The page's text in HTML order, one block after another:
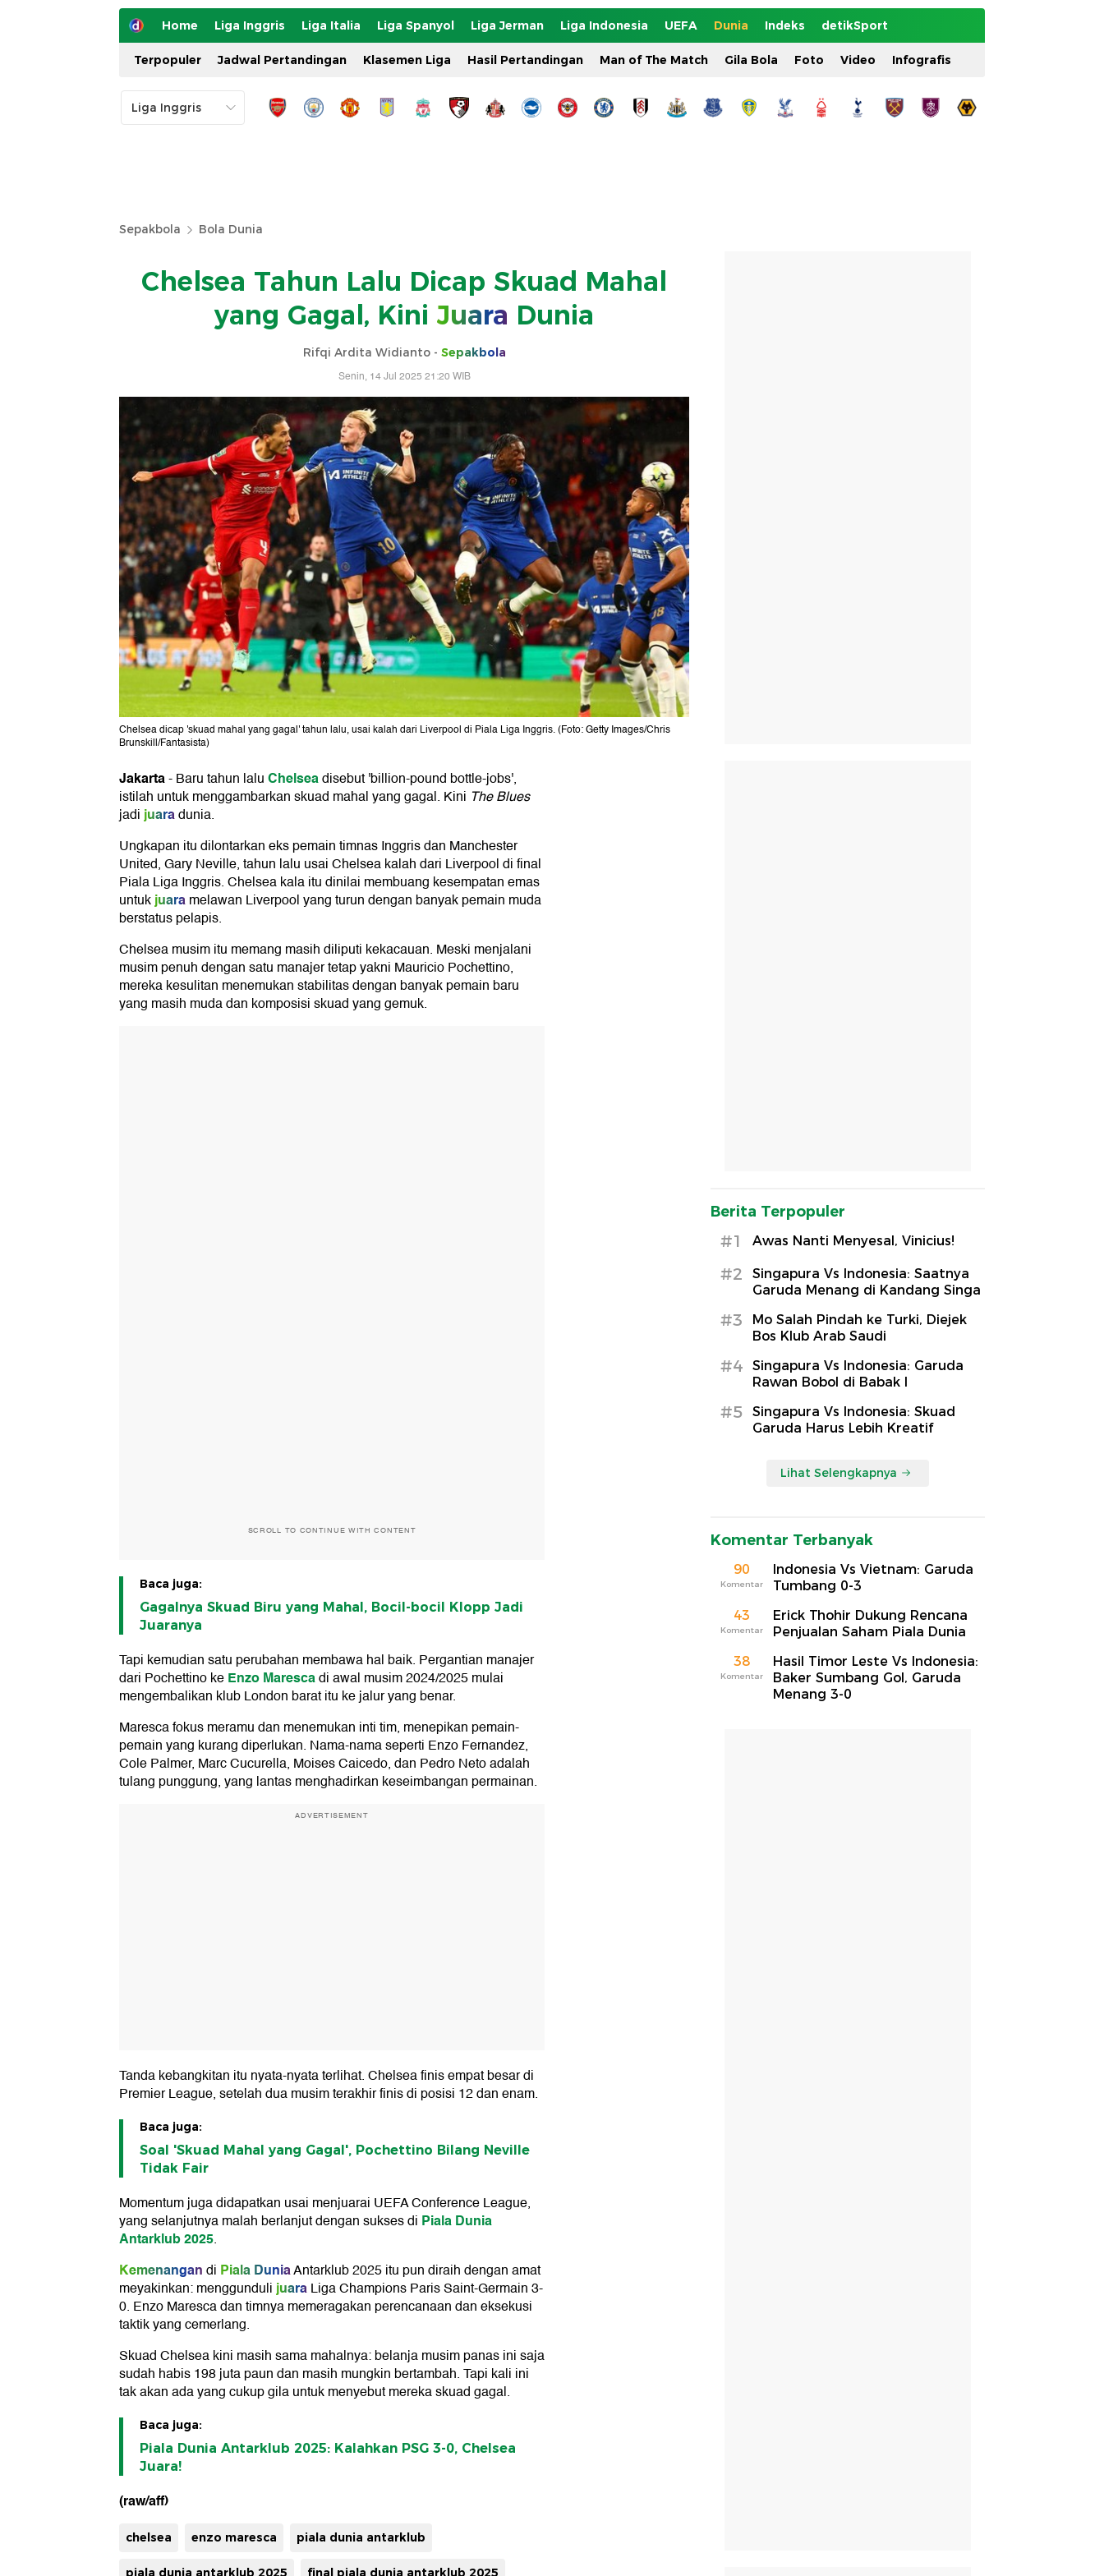
Home Liga Inggris Liga Italia Liga Spanyol Liga Jerman Liga Indonesia UEFA Dunia Indeks detikSport
Terpopuler Jadwal Pertandingan Klasemen Liga Hasil Pertandingan Man of The Match Gila Bola Foto Video Infografis
Sepakbola Bola Dunia
Chelsea Tahun Lalu Dicap Skuad Mahal
yang Gagal, Kini Juara Dunia
Rifqi Ardita Widianto - Sepakbola
Senin, 14 Jul 2025 21:20 WIB
Chelsea dicap 'skuad mahal yang gagal' tahun lalu, usai kalah dari Liverpool di Piala Liga Inggris. (Foto: Getty Images/Chris
Brunskill/Fantasista)
Jakarta-Baru tahun laluChelseadisebut 'billion-pound bottle-jobs',
istilah untuk menggambarkan skuad mahal yang gagal. Kini The Blues
jadijuaradunia.
Ungkapan itu dilontarkan eks pemain timnas Inggris dan Manchester
United, Gary Neville, tahun lalu usai Chelsea kalah dari Liverpool di final
Piala Liga Inggris. Chelsea kala itu dinilai membuang kesempatan emas
untukjuaramelawan Liverpool yang turun dengan banyak pemain muda
berstatus pelapis.
Chelsea musim itu memang masih diliputi kekacauan. Meski menjalani
musim penuh dengan satu manajer tetap yakni Mauricio Pochettino,
mereka kesulitan menemukan stabilitas dengan banyak pemain baru
yang masih muda dan komposisi skuad yang gemuk.
SCROLL TO CONTINUE WITH CONTENT
Baca juga:
Gagalnya Skuad Biru yang Mahal, Bocil-bocil Klopp Jadi
Juaranya
Tapi kemudian satu perubahan membawa hal baik. Pergantian manajer
dari Pochettino keEnzo Marescadi awal musim 2024/2025 mulai
mengembalikan klub London barat itu ke jalur yang benar.
Maresca fokus meramu dan menemukan inti tim, menepikan pemain-
pemain yang kurang diperlukan. Nama-nama seperti Enzo Fernandez,
Cole Palmer, Marc Cucurella, Moises Caicedo, dan Pedro Neto adalah
tulang punggung, yang lantas menghadirkan keseimbangan permainan.
ADVERTISEMENT
Tanda kebangkitan itu nyata-nyata terlihat. Chelsea finis empat besar di
Premier League, setelah dua musim terakhir finis di posisi 12 dan enam.
Baca juga:
Soal 'Skuad Mahal yang Gagal', Pochettino Bilang Neville
Tidak Fair
Momentum juga didapatkan usai menjuarai UEFA Conference League,
yang selanjutnya malah berlanjut dengan sukses di Piala Dunia
Antarklub 2025.
Kemenangandi Piala DuniaAntarklub 2025 itu pun diraih dengan amat
meyakinkan: menggundulijuaraLiga Champions Paris Saint-Germain 3-
0. Enzo Maresca dan timnya memeragakan perencanaan dan eksekusi
taktik yang cemerlang.
Skuad Chelsea kini masih sama mahalnya: belanja musim panas ini saja
sudah habis 198 juta paun dan masih mungkin bertambah. Tapi kali ini
tak akan ada yang cukup gila untuk menyebut mereka skuad gagal.
Baca juga:
Piala Dunia Antarklub 2025: Kalahkan PSG 3-0, Chelsea
Juara!
(raw/aff)
chelsea enzo maresca piala dunia antarklub
piala dunia antarklub 2025 final piala dunia antarklub 2025
Berita Terpopuler
#1 Awas Nanti Menyesal, Vinicius!
#2
Singapura Vs Indonesia: Saatnya
Garuda Menang di Kandang Singa
#3
Mo Salah Pindah ke Turki, Diejek
Bos Klub Arab Saudi
#4
Singapura Vs Indonesia: Garuda
Rawan Bobol di Babak I
#5
Singapura Vs Indonesia: Skuad
Garuda Harus Lebih Kreatif
Lihat Selengkapnya
Komentar Terbanyak
90
Komentar
Indonesia Vs Vietnam: Garuda
Tumbang 0-3
43
Komentar
Erick Thohir Dukung Rencana
Penjualan Saham Piala Dunia
38
Komentar
Hasil Timor Leste Vs Indonesia:
Baker Sumbang Gol, Garuda
Menang 3-0